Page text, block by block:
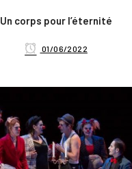
Un corps pour l’éternité
01/06/2022